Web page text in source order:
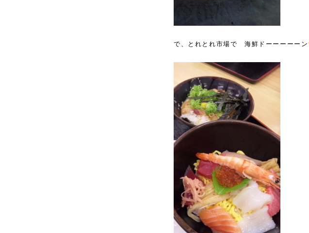
で、とれとれ市場で 海鮮ドーーーーーン